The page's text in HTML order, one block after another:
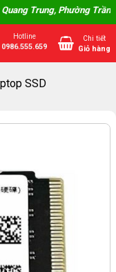
Trung, Phường Trần
Hotline
0986.555.659
Chi tiết
Giỏ hàng
SSD